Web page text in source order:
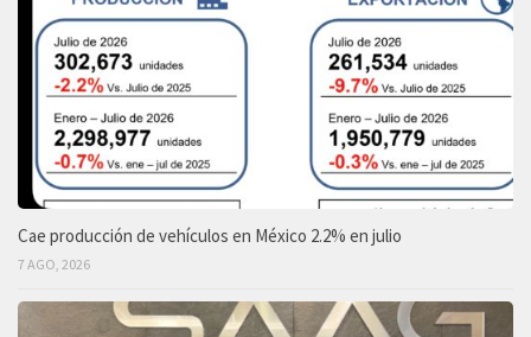
Cae producción de vehículos en México 2.2% en julio
7 AGO, 2026